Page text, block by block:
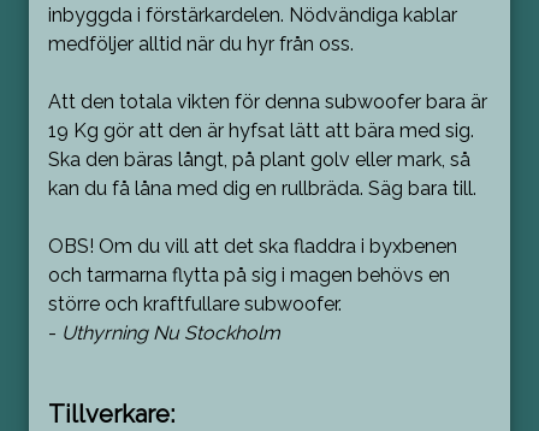
inbyggda i förstärkardelen. Nödvändiga kablar
medföljer alltid när du hyr från oss.
Att den totala vikten för denna subwoofer bara är
19 Kg gör att den är hyfsat lätt att bära med sig.
Ska den bäras långt, på plant golv eller mark, så
kan du få låna med dig en rullbräda. Säg bara till.
OBS! Om du vill att det ska fladdra i byxbenen
och tarmarna flytta på sig i magen behövs en
större och kraftfullare subwoofer.
- Uthyrning Nu Stockholm
Tillverkare: